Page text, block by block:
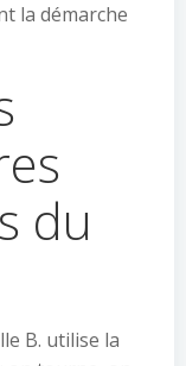
la démarche
du
B. utilise la